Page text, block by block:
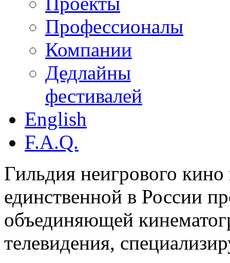
Профессионалы
Компании
Дедлайны
фестивалей
English
F.A.Q.
Гильдия неигрового кино
единственной в России
объединяющей
телевидения,